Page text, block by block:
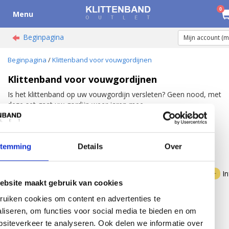
Details Over
maakt gebruik van cookies
cookies om content en advertenties te
om functies voor social media te bieden en om
te analyseren. Ook delen we informatie over
Menu 0
Beginpagina Mijn account
Beginpagina /Klittenband voor vouwgordijnen
Klittenband voor vouwgordijnen
Is het klittenband op uw vouwgordijn versleten? Geen nood, met
deze set gaat uw gordijn weer jaren mee.
De klittenband set bestaat uit 5 meter lusband om op het
gordijn te naaien en 5 meter zelfklevend haakband om op het
DynaLok Klittenband voor
Complete vervangings set
gebruikt wordt op
vouwgordijnen. De set
bestaat uit 5 meter van het
Pagina 1 van 1